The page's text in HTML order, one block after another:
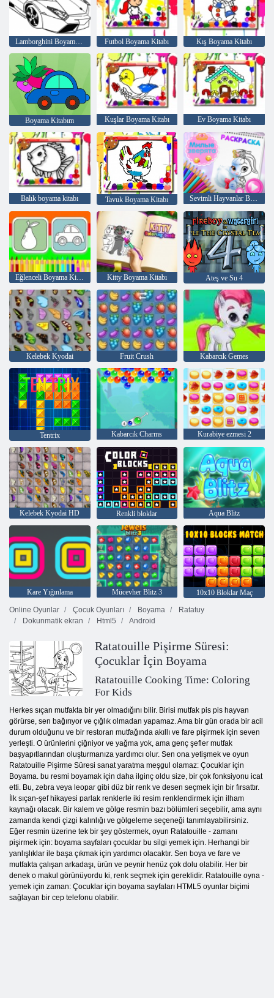
Lamborghini Boyama Kitabı Futbol Boyama Kitabı Kış Boyama Kitabı
Boyama Kitabım Kuşlar Boyama Kitabı Ev Boyama Kitabı
Balık boyama kitabı Tavuk Boyama Kitabı Sevimli Hayvanlar Boyama Kitabı
Eğlenceli Boyama Kitabı Kitty Boyama Kitabı Ateş ve Su 4
Kelebek Kyodai Fruit Crush Kabarcık Gemes
Tentrix Kabarcık Charms Kurabiye ezmesi 2
Kelebek Kyodai HD Renkli bloklar Aqua Blitz
Kare Yığınlama Mücevher Blitz 3
10x10 Bloklar Maç
Online Oyunlar
Çocuk Oyunları Boyama
Ratatuy
Dokunmatik ekran
Html5 Android
Ratatouille Pişirme Süresi:
Çocuklar İçin Boyama
Ratatouille Cooking Time: Coloring
For Kids
Herkes sıçan mutfakta bir yer olmadığını bilir. Birisi mutfak pis pis hayvan
görürse, sen bağırıyor ve çığlık olmadan yapamaz. Ama bir gün orada bir acil
durum olduğunu ve bir restoran mutfağında akıllı ve fare pişirmek için seven
yerleşti. O ürünlerini çiğniyor ve yağma yok, ama genç şefler mutfak
başyapıtlarından oluşturmanıza yardımcı olur. Sen ona yetişmek ve oyun
Ratatouille Pişirme Süresi sanat yaratma meşgul olamaz: Çocuklar için
Boyama. bu resmi boyamak için daha ilginç oldu size, bir çok fonksiyonu icat
etti. Bu, zebra veya leopar gibi düz bir renk ve desen seçmek için bir fırsattır.
İlk sıçan-şef hikayesi parlak renklerle iki resim renklendirmek için ilham
kaynağı olacak. Bir kalem ve gölge resmin bazı bölümleri seçebilir, ama aynı
zamanda kendi çizgi kalınlığı ve gölgeleme seçeneği tanımlayabilirsiniz.
Eğer resmin üzerine tek bir şey göstermek, oyun Ratatouille - zamanı
pişirmek için: boyama sayfaları çocuklar bu silgi yemek için. Herhangi bir
yanlışlıklar ile başa çıkmak için yardımcı olacaktır. Sen boya ve fare ve
mutfakta çalışan arkadaşı, ürün ve peynir henüz çok dolu olabilir. Her bir
denek o makul görünüyordu ki, renk seçmek için gereklidir. Ratatouille oyna -
yemek için zaman: Çocuklar için boyama sayfaları HTML5 oyunlar biçimi
sağlayan bir cep telefonu olabilir.